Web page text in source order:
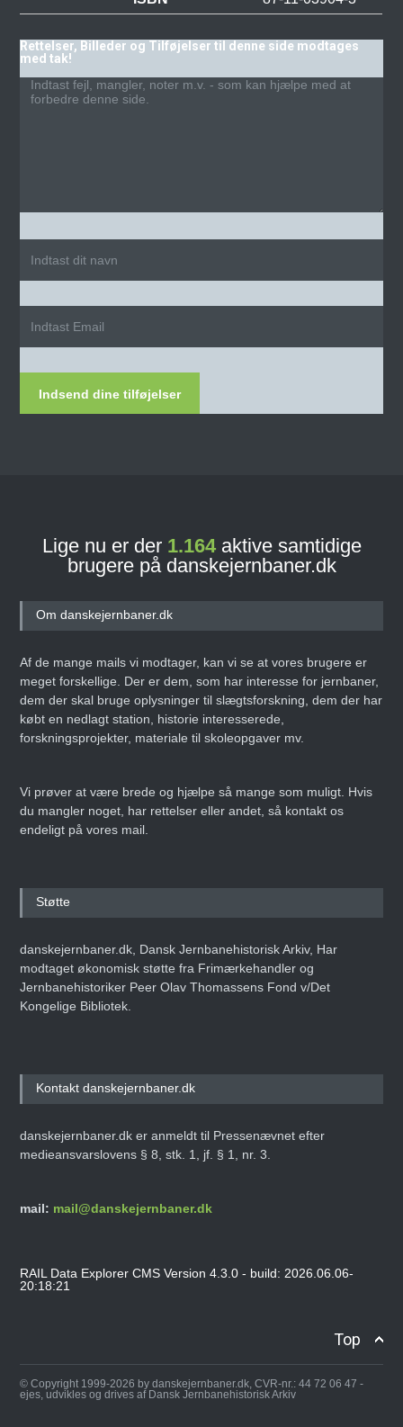
Rettelser, Billeder og Tilføjelser til denne side modtages
med tak!
Indsend dine tilføjelser
Lige nu er der 1.164aktive samtidige
brugere på danskejernbaner.dk
Om danskejernbaner.dk
Af de mange mails vi modtager, kan vi se at vores brugere er
meget forskellige. Der er dem, som har interesse for jernbaner,
dem der skal bruge oplysninger til slægtsforskning, dem der har
købt en nedlagt station, historie interesserede,
forskningsprojekter, materiale til skoleopgaver mv.
Vi prøver at være brede og hjælpe så mange som muligt. Hvis
du mangler noget, har rettelser eller andet, så kontakt os
endeligt på vores mail.
Støtte
danskejernbaner.dk, Dansk Jernbanehistorisk Arkiv, Har
modtaget økonomisk støtte fra Frimærkehandler og
Jernbanehistoriker Peer Olav Thomassens Fond v/Det
Kongelige Bibliotek.
Kontakt danskejernbaner.dk
danskejernbaner.dk er anmeldt til Pressenævnet efter
medieansvarslovens § 8, stk. 1, jf. § 1, nr. 3.
mail: mail@danskejernbaner.dk
RAIL Data Explorer CMS Version 4.3.0 - build: 2026.06.06-
20:18:21
Top
© Copyright 1999-2026 by danskejernbaner.dk, CVR-nr.: 44 72 06 47 -
ejes, udvikles og drives af Dansk Jernbanehistorisk Arkiv